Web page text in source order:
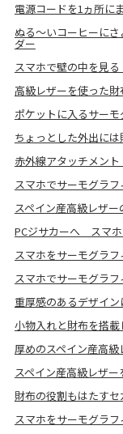
電源コードを1ヵ所に
ぬる〜いコーヒーに
ダー
スマホで壁の中を見る
高級レザーを使った
ポケットに入るサー
ちょっとした外出に
赤外線アタッチメン
スマホでサーモグラ
スペイン産高級レザ
PCジサカーへ スマ
スマホをサーモグラ
スマホでサーモグラ
重厚感のあるデザイ
小物入れと財布を搭
厚めのスペイン産高
スペイン産高級レザ
財布の役割もはたす
スマホをサーモグラ